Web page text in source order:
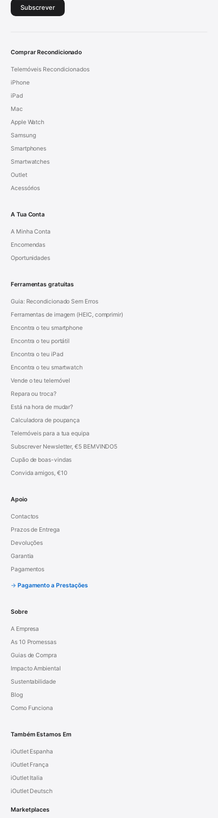
Subscrever
Comprar Recondicionado
Telemóveis Recondicionados
iPhone
iPad
Mac
Apple Watch
Samsung
Smartphones
Smartwatches
Outlet
Acessórios
A Tua Conta
A Minha Conta
Encomendas
Oportunidades
Ferramentas gratuitas
Guia: Recondicionado Sem Erros
Ferramentas de imagem (HEIC, comprimir)
Encontra o teu smartphone
Encontra o teu portátil
Encontra o teu iPad
Encontra o teu smartwatch
Vende o teu telemóvel
Repara ou troca?
Está na hora de mudar?
Calculadora de poupança
Telemóveis para a tua equipa
Subscrever Newsletter, €5 BEMVINDO5
Cupão de boas-vindas
Convida amigos, €10
Apoio
Contactos
Prazos de Entrega
Devoluções
Garantia
Pagamentos
Pagamento a Prestações
Sobre
A Empresa
As 10 Promessas
Guias de Compra
Impacto Ambiental
Sustentabilidade
Blog
Como Funciona
Também Estamos Em
iOutlet Espanha
iOutlet França
iOutlet Italia
iOutlet Deutsch
Marketplaces